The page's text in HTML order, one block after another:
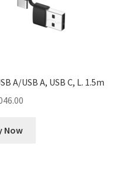
A/USB A, USB C, L. 1.5m
Now